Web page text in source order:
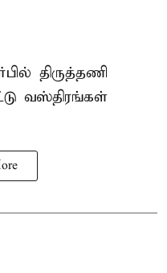
திருத்தணி
வஸ்திரங்கள்